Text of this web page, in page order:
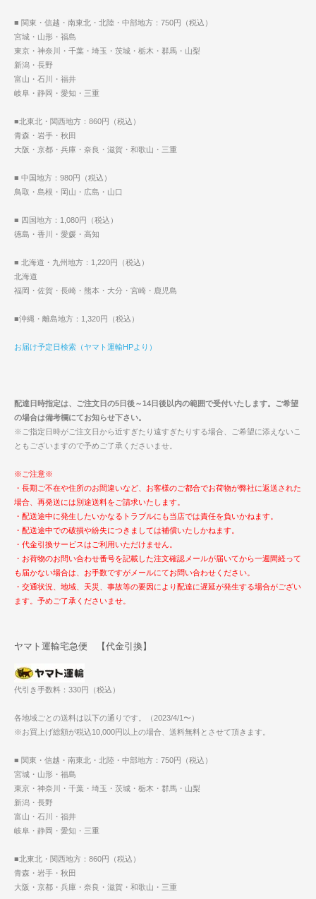
■ 関東・信越・南東北・北陸・中部地方：750円（税込）
宮城・山形・福島
東京・神奈川・千葉・埼玉・茨城・栃木・群馬・山梨
新潟・長野
富山・石川・福井
岐阜・静岡・愛知・三重
■北東北・関西地方：860円（税込）
青森・岩手・秋田
大阪・京都・兵庫・奈良・滋賀・和歌山・三重
■ 中国地方：980円（税込）
鳥取・島根・岡山・広島・山口
■ 四国地方：1,080円（税込）
徳島・香川・愛媛・高知
■ 北海道・九州地方：1,220円（税込）
北海道
福岡・佐賀・長崎・熊本・大分・宮崎・鹿児島
■沖縄・離島地方：1,320円（税込）
お届け予定日検索（ヤマト運輸HPより）
配達日時指定は、ご注文日の5日後～14日後以内の範囲で受付いたします。ご希望
の場合は備考欄にてお知らせ下さい。
※ご指定日時がご注文日から近すぎたり遠すぎたりする場合、ご希望に添えないこ
ともございますので予めご了承くださいませ。
※ご注意※
・長期ご不在や住所のお間違いなど、お客様のご都合でお荷物が弊社に返送された
場合、再発送には別途送料をご請求いたします。
・配送途中に発生したいかなるトラブルにも当店では責任を負いかねます。
・配送途中での破損や紛失につきましては補償いたしかねます。
・代金引換サービスはご利用いただけません。
・お荷物のお問い合わせ番号を記載した注文確認メールが届いてから一週間経って
も届かない場合は、お手数ですがメールにてお問い合わせください。
・交通状況、地域、天災、事故等の要因により配達に遅延が発生する場合がござい
ます。予めご了承くださいませ。
ヤマト運輸宅急便 【代金引換】
代引き手数料：330円（税込）
各地域ごとの送料は以下の通りです。（2023/4/1〜）
※お買上げ総額が税込10,000円以上の場合、送料無料とさせて頂きます。
■ 関東・信越・南東北・北陸・中部地方：750円（税込）
宮城・山形・福島
東京・神奈川・千葉・埼玉・茨城・栃木・群馬・山梨
新潟・長野
富山・石川・福井
岐阜・静岡・愛知・三重
■北東北・関西地方：860円（税込）
青森・岩手・秋田
大阪・京都・兵庫・奈良・滋賀・和歌山・三重